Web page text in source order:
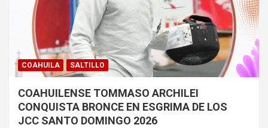
COAHUILA SALTILLO
COAHUILENSE TOMMASO ARCHILEI
CONQUISTA BRONCE EN ESGRIMA DE LOS
JCC SANTO DOMINGO 2026